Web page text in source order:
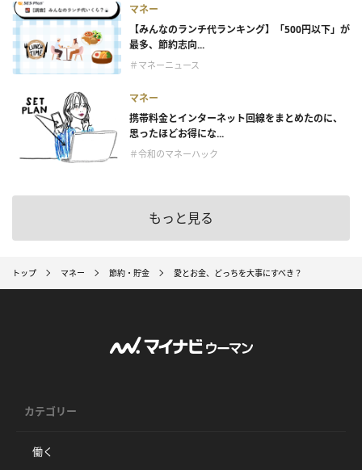
マネー
【みんなのランチ代ランキング】「500円以下」が
最多、節約志向...
＃マネーニュース
マネー
携帯料金とインターネット回線をまとめたのに、
思ったほどお得にな...
＃令和のマネーハック
もっと見る
トップ マネー 節約・貯金 愛とお金、どっちを大事にすべき？
カテゴリー
働く